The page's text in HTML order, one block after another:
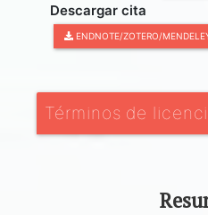
Descargar cita
ENDNOTE/ZOTERO/
Términos de